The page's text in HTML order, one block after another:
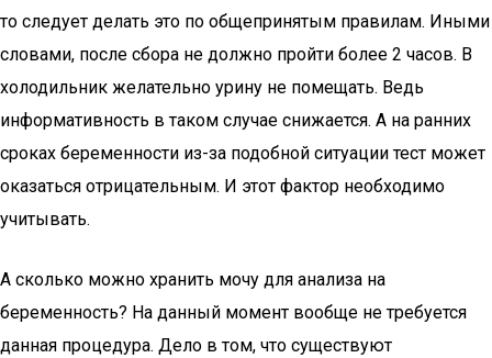
то следует делать это по общепринятым правилам. Иными
словами, после сбора не должно пройти более 2 часов. В
холодильник желательно урину не помещать. Ведь
информативность в таком случае снижается. А на ранних
сроках беременности из-за подобной ситуации тест может
оказаться отрицательным. И этот фактор необходимо
учитывать.
А сколько можно хранить мочу для анализа на
беременность? На данный момент вообще не требуется
данная процедура. Дело в том, что существуют